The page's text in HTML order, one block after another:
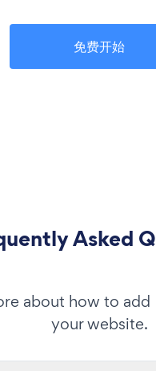
免费开始
Asked
about how to add
your website.